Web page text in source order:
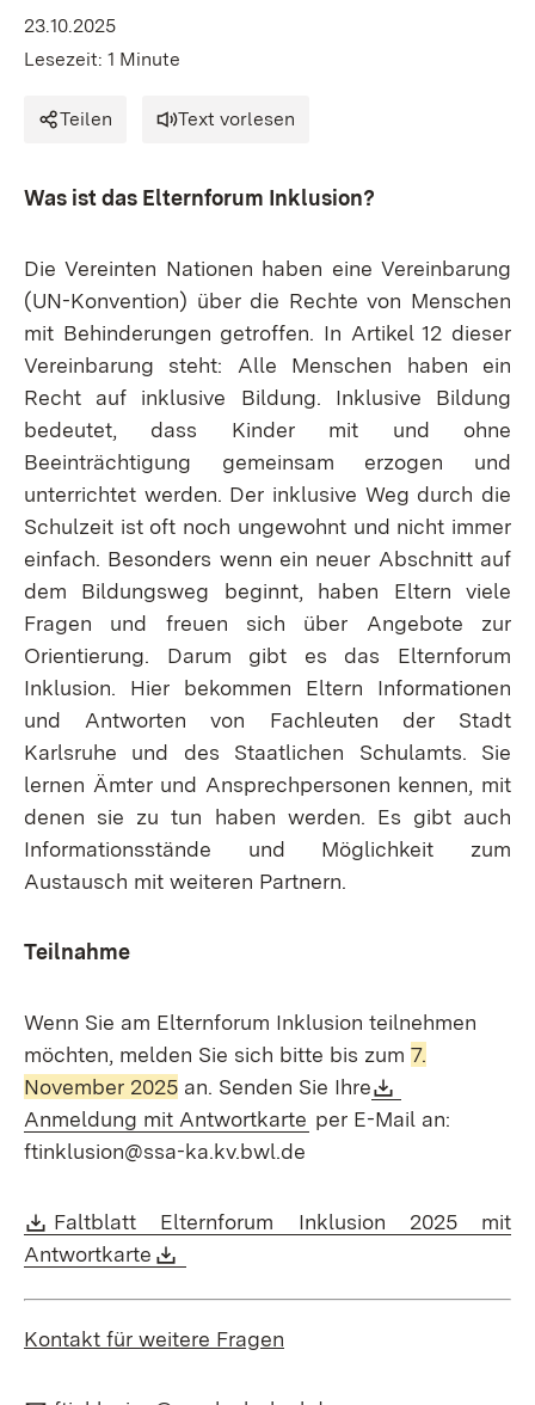
23.10.2025
Lesezeit: 1 Minute
Teilen Text vorlesen
Was ist das Elternforum Inklusion?
Die Vereinten Nationen haben eine Vereinbarung
(UN-Konvention) über die Rechte von Menschen
mit Behinderungen getroffen. In Artikel 12 dieser
Vereinbarung steht: Alle Menschen haben ein
Recht auf inklusive Bildung. Inklusive Bildung
bedeutet, dass Kinder mit und ohne
Beeinträchtigung gemeinsam erzogen und
unterrichtet werden. Der inklusive Weg durch die
Schulzeit ist oft noch ungewohnt und nicht immer
einfach. Besonders wenn ein neuer Abschnitt auf
dem Bildungsweg beginnt, haben Eltern viele
Fragen und freuen sich über Angebote zur
Orientierung. Darum gibt es das Elternforum
Inklusion. Hier bekommen Eltern Informationen
und Antworten von Fachleuten der Stadt
Karlsruhe und des Staatlichen Schulamts. Sie
lernen Ämter und Ansprechpersonen kennen, mit
denen sie zu tun haben werden. Es gibt auch
Informationsstände und Möglichkeit zum
Austausch mit weiteren Partnern.
Teilnahme
Wenn Sie am Elternforum Inklusion teilnehmen
möchten, melden Sie sich bitte bis zum 7.
November 2025 an. Senden Sie Ihre
Anmeldung mit Antwortkarte (Öffnet in neuem
per E-Mail an:
ftinklusion@ssa-ka.kv.bwl.de
Download:
Faltblatt Elternforum Inklusion 2025 mit
Antwortkarte (Öffnet in neuem Fenster)
Kontakt für weitere Fragen